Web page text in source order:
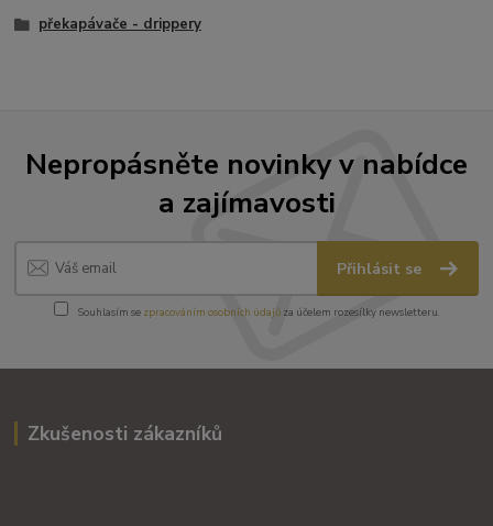
překapávače - drippery
Nepropásněte novinky v nabídce
a zajímavosti
Přihlásit se
Souhlasím se zpracováním osobních údajůza účelem rozesílky newsletteru.
Zkušenosti zákazníků